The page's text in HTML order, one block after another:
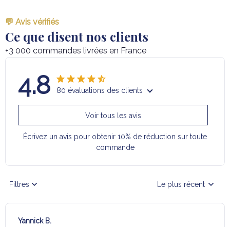
💬 Avis vérifiés
Ce que disent nos clients
+3 000 commandes livrées en France
4.8 80 évaluations des clients
Voir tous les avis
Écrivez un avis pour obtenir 10% de réduction sur toute
commande
Filtres Le plus récent
Yannick B.